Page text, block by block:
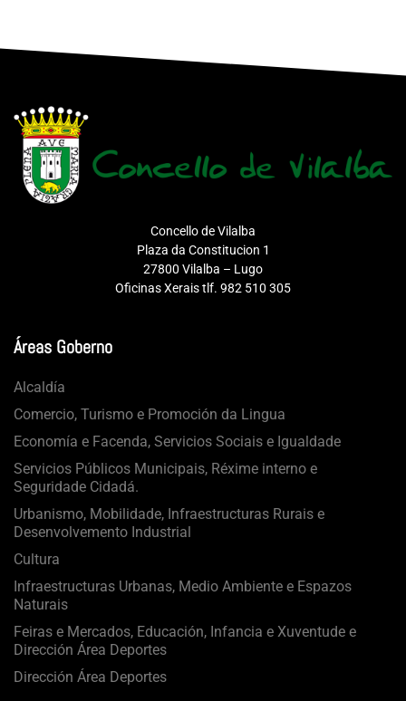
Concello de Vilalba
Plaza da Constitucion 1
27800 Vilalba – Lugo
Oficinas Xerais tlf. 982 510 305
Áreas Goberno
Alcaldía
Comercio, Turismo e Promoción da Lingua
Economía e Facenda, Servicios Sociais e Igualdade
Servicios Públicos Municipais, Réxime interno e
Seguridade Cidadá.
Urbanismo, Mobilidade, Infraestructuras Rurais e
Desenvolvemento Industrial
Cultura
Infraestructuras Urbanas, Medio Ambiente e Espazos
Naturais
Feiras e Mercados, Educación, Infancia e Xuventude e
Dirección Área Deportes
Dirección Área Deportes